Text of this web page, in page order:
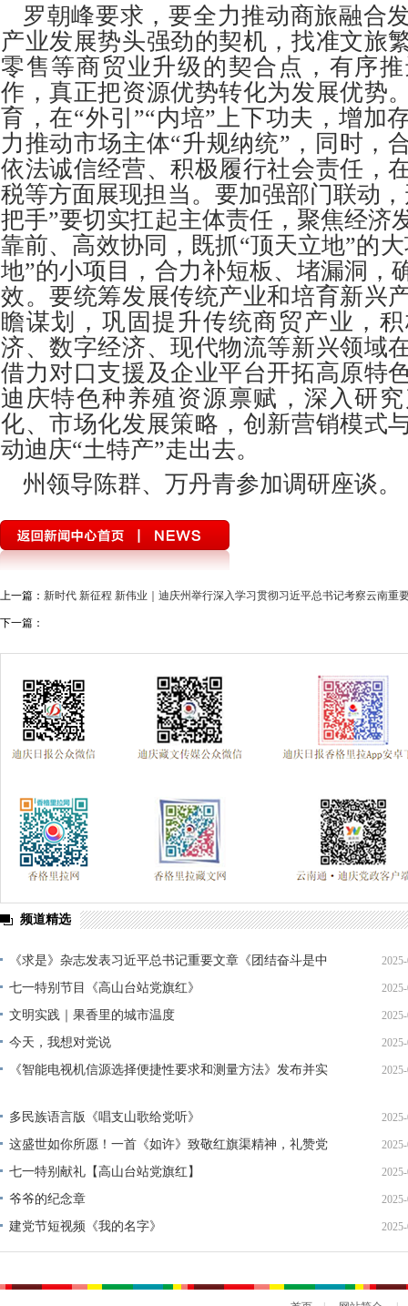
罗朝峰要求，要全力推动商旅融合
产业发展势头强劲的契机，找准文旅
零售等商贸业升级的契合点，有序
作，真正把资源优势转化为发展优势
育，在“外引”“内培”上下功夫，增加
力推动市场主体“升规纳统”，同时，
依法诚信经营、积极履行社会责任，
税等方面展现担当。要加强部门联动
把手”要切实扛起主体责任，聚焦经济
靠前、高效协同，既抓“顶天立地”的
地”的小项目，合力补短板、堵漏洞，
效。要统筹发展传统产业和培育新兴
瞻谋划，巩固提升传统商贸产业，
济、数字经济、现代物流等新兴领域
借力对口支援及企业平台开拓高原特
迪庆特色种养殖资源禀赋，深入研
化、市场化发展策略，创新营销模式
动迪庆“土特产”走出去。
州领导陈群、万丹青参加调研座谈。
上一篇： 新时代 新征程 新伟业｜迪庆州举行深入学习贯彻习近平总书记考察云南重
下一篇：
频道精选
《求是》杂志发表习近平总书记重要文章《团结奋斗是中
国人民创造历史伟业的必由之路》
七一特别节目《高山台站党旗红》
文明实践｜果香里的城市温度
今天，我想对党说
《智能电视机信源选择便捷性要求和测量方法》发布并实
多民族语言版《唱支山歌给党听》
这盛世如你所愿！一首《如许》致敬红旗渠精神，礼赞党
的华诞！
七一特别献礼【高山台站党旗红】
爷爷的纪念章
建党节短视频《我的名字》